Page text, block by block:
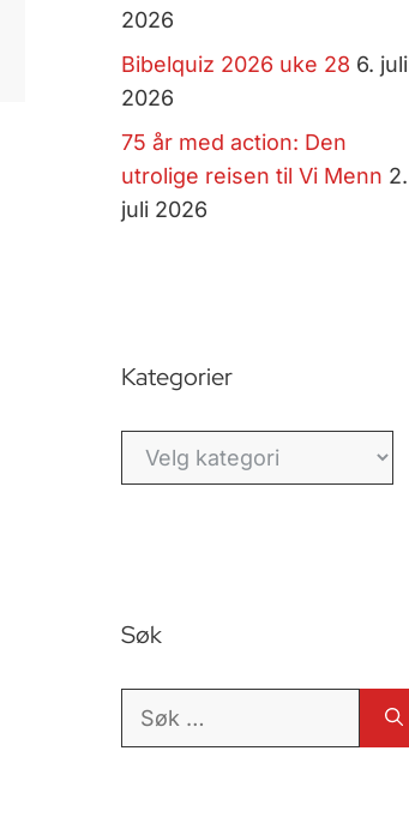
2026
Bibelquiz 2026 uke 28 6. juli
2026
75 år med action: Den
utrolige reisen til Vi Menn 2.
juli 2026
Kategorier
Kategorier
Søk
Søk